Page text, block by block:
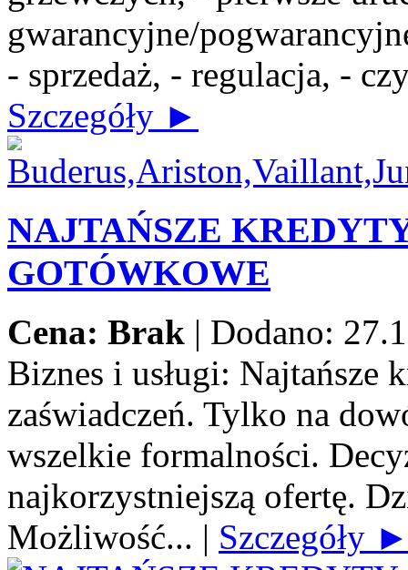
gwarancyjne/
- sprzedaż, - regulacja, -
Szczegóły ►
NAJTAŃSZE
GOTÓWKOWE
Cena: Brak | Dodano:
Biznes i usługi: Najtańsze
zaświadczeń. Tylko na
wszelkie formalności.
najkorzystniejszą ofertę.
Możliwość... | Szczegóły